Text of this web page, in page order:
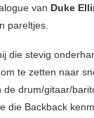
van Duke
pareltjes.
die stevig
te zetten naar
drum/gitaar/
die Backback